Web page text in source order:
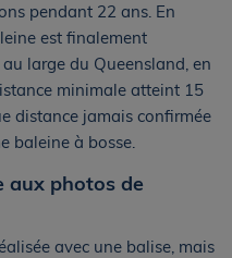
pendant 22 ans. En
est finalement
large du Queensland, en
minimale atteint 15
distance jamais confirmée
baleine à bosse.
aux photos de
avec une balise, mais